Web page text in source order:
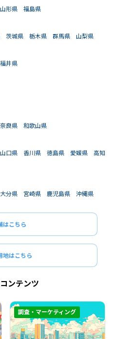
山形県
福島県
茨城県 栃木県 群馬県
山梨県
福井県
奈良県
和歌山県
山口県 香川県 徳島県 愛媛県
高知
大分県 宮崎県 鹿児島県 沖縄県
はこちら
地はこちら
ンテンツ
調査・マーケティング